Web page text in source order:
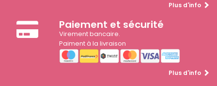
Plus d'info
Paiement et sécurité
Virement bancaire.
Paiment à la livraison
Plus d'info